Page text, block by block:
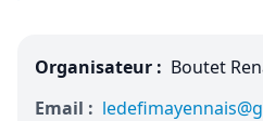
Organisateur : Boutet
Email :